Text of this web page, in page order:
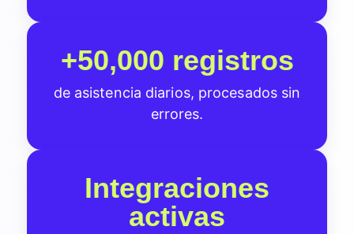
+50,000 registros
de asistencia diarios, procesados sin
errores.
Integraciones
activas